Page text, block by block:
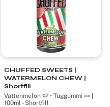
CHUFFED SWEETS |
WATERMELON CHEW |
Shortfill
Vattenmelon 🍉 • Tuggummi 🍬 |
100ml - Shortfill